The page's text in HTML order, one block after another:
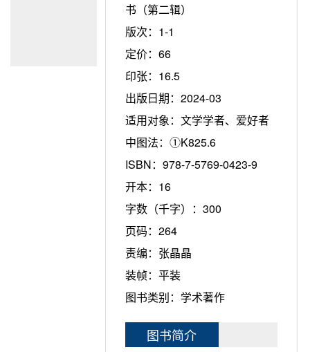
书（第二辑）
版次： 1-1
定价： 66
印张： 16.5
出版日期： 2024-03
适用对象： 文学学者、爱好者
中图法： ①K825.6
ISBN： 978-7-5769-0423-9
开本： 16
字数（千字）： 300
页码： 264
责编： 张晶晶
装帧： 平装
图书类别： 学术著作
图书简介